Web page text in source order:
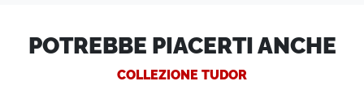
POTREBBE PIACERTI ANCHE
COLLEZIONE TUDOR